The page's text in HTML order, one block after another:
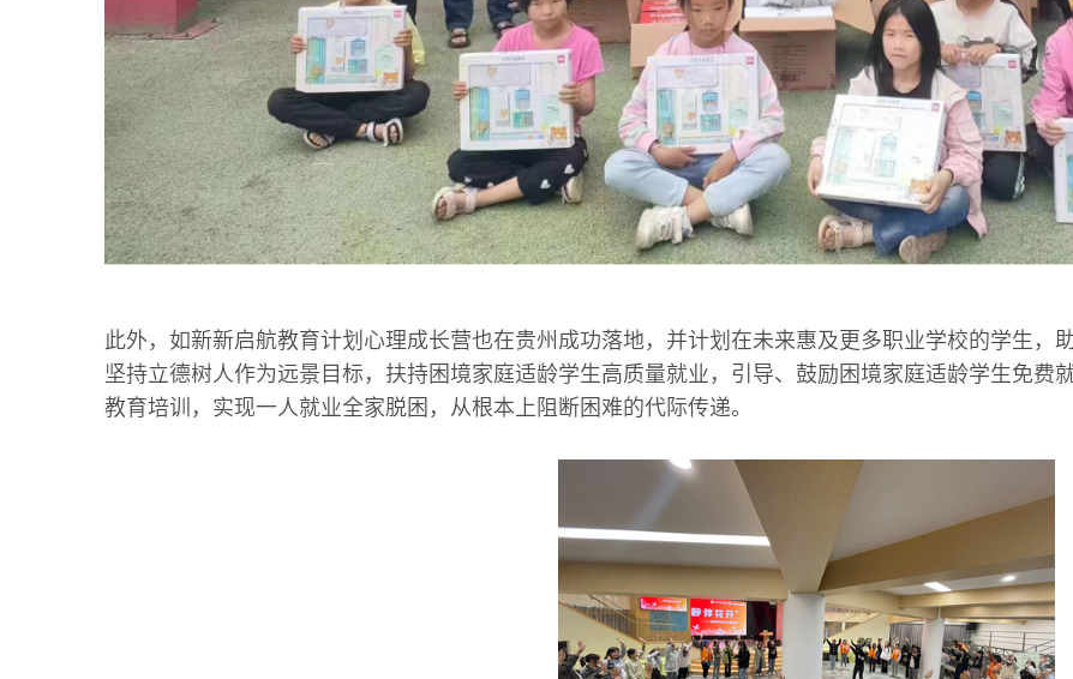
此外，如新新启航教育计划心理成长营也在贵州成功落地，并计划在未来惠及更多职业学校的学生
坚持立德树人作为远景目标，扶持困境家庭适龄学生高质量就业，引导、鼓励困境家庭适龄学生免费
教育培训，实现一人就业全家脱困，从根本上阻断困难的代际传递。